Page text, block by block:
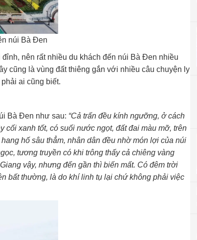
núi Bà Đen
nên rất nhiều du khách đến núi Bà Đen nhiều
cũng là vùng đất thiêng gắn với nhiều câu chuyện ly
ai cũng biết.
Bà Đen như sau: “Cả trấn đều kính ngưỡng, ở cách
cối xanh tốt, có suối nước ngọt, đất đai màu mỡ, trên
hố sâu thẳm, nhân dân đều nhờ món lợi của núi
tương truyền có khi trông thấy cả chiêng vàng
vậy, nhưng đến gần thì biến mất. Có đêm trời
bất thường, là do khí linh tụ lại chứ không phải việc